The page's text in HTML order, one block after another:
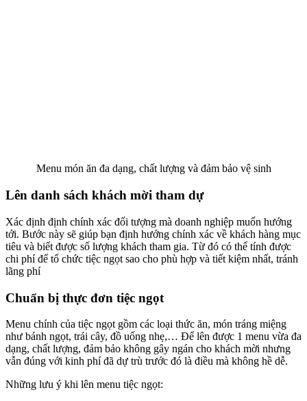
Menu món ăn đa dạng, chất lượng và đảm bảo vệ sinh
Lên danh sách khách mời tham dự
Xác định định chính xác đối tượng mà doanh nghiệp muốn hướng
tới. Bước này sẽ giúp bạn định hướng chính xác về khách hàng mục
tiêu và biết được số lượng khách tham gia. Từ đó có thể tính được
chi phí để tổ chức tiệc ngọt sao cho phù hợp và tiết kiệm nhất, tránh
lãng phí
Chuẩn bị thực đơn tiệc ngọt
Menu chính của tiệc ngọt gồm các loại thức ăn, món tráng miệng
như bánh ngọt, trái cây, đồ uống nhẹ,… Để lên được 1 menu vừa đa
dạng, chất lượng, đảm bảo không gây ngán cho khách mời nhưng
vẫn đúng với kinh phí đã dự trù trước đó là điều mà không hề dễ.
Những lưu ý khi lên menu tiệc ngọt: